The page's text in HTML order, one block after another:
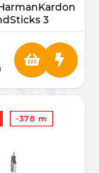
3
-378 m